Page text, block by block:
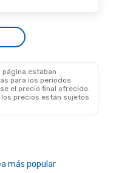
estaban
para los periodos
el precio final ofrecido.
precios están sujetos
más popular